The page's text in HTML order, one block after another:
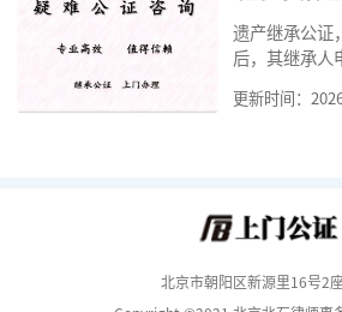
京婚前财产公
有利于我们根
遗产继承公证
后，其继承人
的证明活动。
拿着享有继
费。我们在办
更新时间：
北京市朝阳区新源里16号2